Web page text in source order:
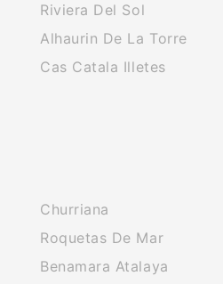
Riviera Del Sol
Alhaurin De La Torre
Cas Catala Illetes
Churriana
Roquetas De Mar
Benamara Atalaya